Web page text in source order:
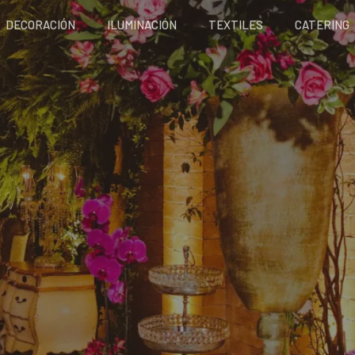
DECORACIÓN ILUMINACIÓN TEXTILES CATERING